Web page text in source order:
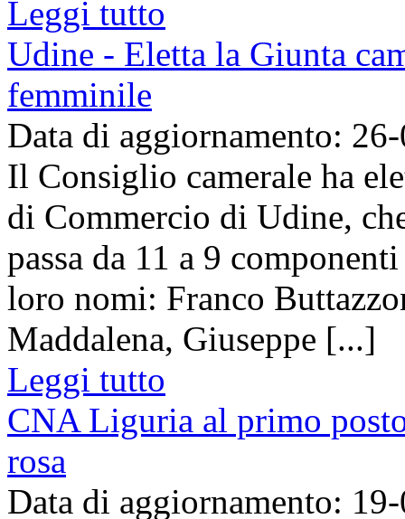
Leggi tutto
Udine - Eletta la Giunta
femminile
Data di aggiornamento:
Il Consiglio camerale ha
di Commercio di Udine,
passa da 11 a 9
loro nomi: Franco
Maddalena, Giuseppe [...]
Leggi tutto
CNA Liguria al primo
rosa
Data di aggiornamento: